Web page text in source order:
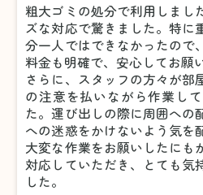
粗大ゴミの処分で利用しまし
ズな対応で驚きました。特に
分一人ではできなかったので
料金も明確で、安心してお願
さらに、スタッフの方々が部
の注意を払いながら作業し
た。運び出しの際に周囲への
への迷惑をかけないよう気を
大変な作業をお願いしたにも
対応していただき、とても気
した。